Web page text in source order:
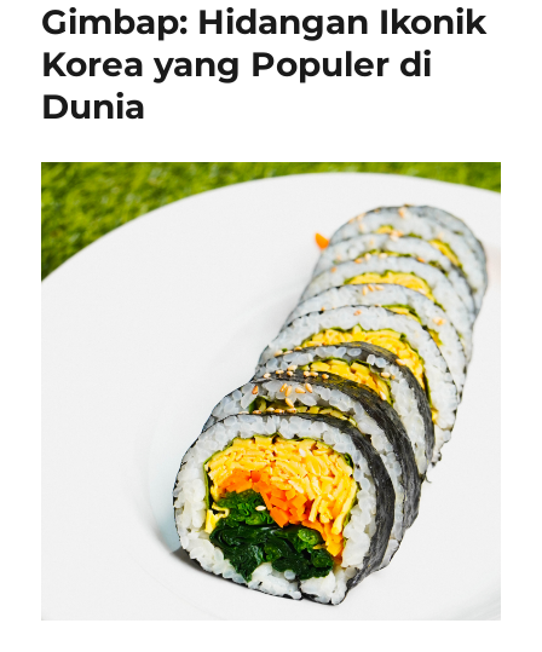
Gimbap: Hidangan Ikonik
Korea yang Populer di
Dunia